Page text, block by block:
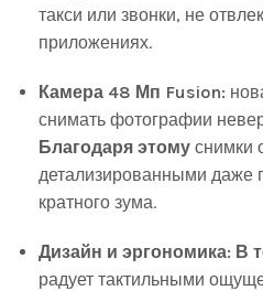
такси или звонки, не
приложениях.
Камера 48 Мп Fusion:
снимать фотографии
Благодаря этому снимки
детализированными даже
кратного зума.
Дизайн и эргономика: В
радует тактильными